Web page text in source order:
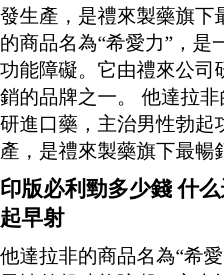
發生產，是禮來製藥旗下
的商品名為“希愛力”，
功能障礙。它由禮來公司
銷的品牌之一。 他達拉
研進口藥，主治男性勃起
產，是禮來製藥旗下最暢
印版必利勁多少錢 什
起早射
他達拉非的商品名為“希